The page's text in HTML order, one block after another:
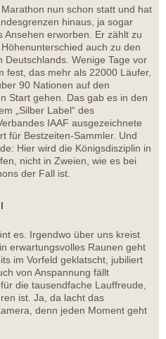
nun schon statt und hat
hinaus, ja sogar
Ansehen erworben. Er zählt zu
auch zu den
Wenige Tage vor
fest, das mehr als 22000 Läufer,
90 Nationen auf den
Start gehen. Das gab es in den
„Silber Label“ des
IAAF ausgezeichnete
für Bestzeiten-Sammler. Und
Hier wird die Königsdisziplin in
nicht in Zweien, wie es bei
der Fall ist.
es. Irgendwo über uns kreist
erwartungsvolles Raunen geht
im Vorfeld geklatscht, jubiliert
von Anspannung fällt
die tausendfache Lauffreude,
ist. Ja, da lacht das
denn jeden Moment geht